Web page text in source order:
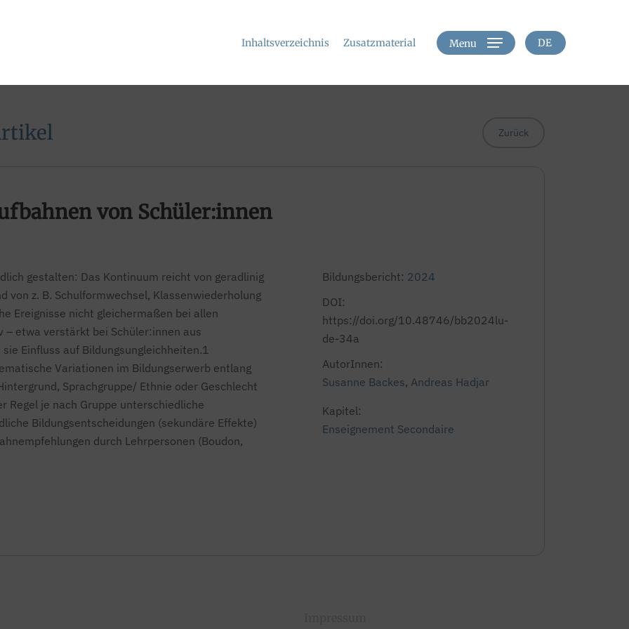
Inhaltsverzeichnis Zusatzmaterial Menu DE
Zurück
von Schüler:innen
gestalten: Das Kontinuum reicht von geradlinig
von z. B. Schulformwechsel, Klassenwiederholung
Ereignisse nicht gleichermaßen bei allen
– etwa verstärkt bei Schüler:innen aus
Einfluss auf Bildungsungleichheiten.1
Variationen im Bildungserwerb entlang
Sprachgruppe/ Ethnie oder Geschlecht
Regel je nach Gruppe unterschiedliche
Bildungsentscheidungen (sekundäre Effekte)
durch Lehrpersonen (Boudon,
Bildungsbericht: 2024
DOI:
https://doi.org/10.48746/bb2024lu-
de-34a
AutorInnen:
Susanne Backes, Andreas Hadjar
Kapitel:
Enseignement Secondaire